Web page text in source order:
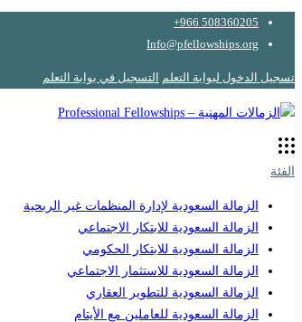
508360205 966+
Info@pfellowships.org
تسجيل الدخول لبوابة التعلم التسجيل في بوابة التعلم
الفئة
الزمالة السعودية لإدارة المنظمات غير الربحية
الزمالة السعودية للابتكار الاجتماعي
الزمالة السعودية للابتكار الحكومي
الزمالة السعودية للاستثمار الاجتماعي
الزمالة السعودية للتطوير العقاري
الزمالة السعودية للعاملين مع الأيتام